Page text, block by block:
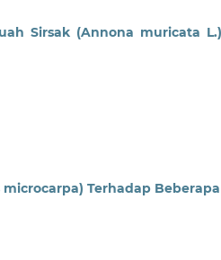
Sirsak (Annona muricata
Terhadap